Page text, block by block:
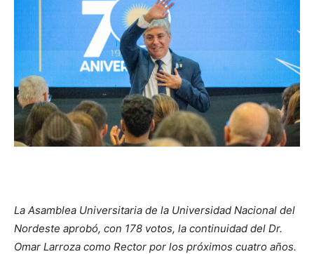
La Asamblea Universitaria de la Universidad Nacional del
Nordeste aprobó, con 178 votos, la continuidad del Dr.
Omar Larroza como Rector por los próximos cuatro años.